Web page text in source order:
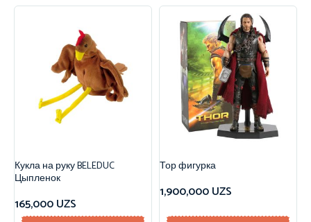
Кукла на руку BELEDUC
Цыпленок
165,000UZS
Тор фигурка
1,900,000UZS